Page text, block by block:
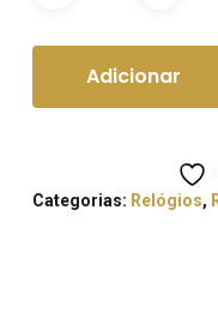
Adicionar
Categorias: Relógios,